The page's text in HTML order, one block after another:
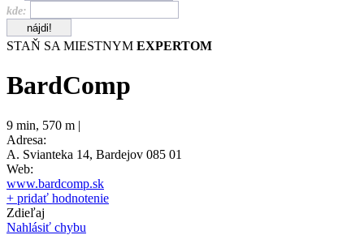
kde:
STAŇ SA MIESTNYM EXPERTOM
BardComp
9 min, 570 m |
Adresa:
A. Svianteka 14, Bardejov 085 01
Web:
www.bardcomp.sk
+ pridať hodnotenie
Zdieľaj
Nahlásiť chybu